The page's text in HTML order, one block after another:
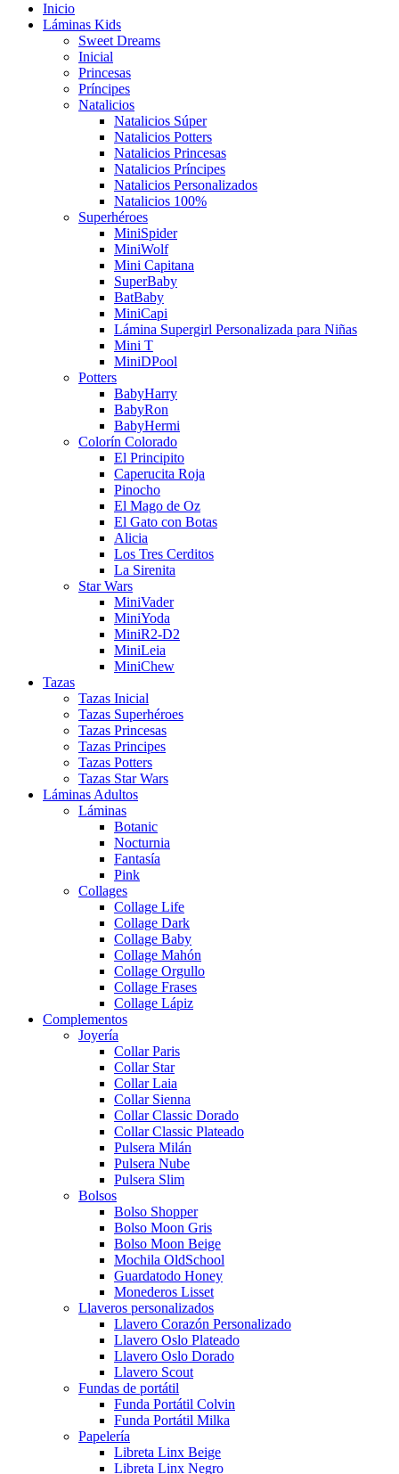
Inicio
Láminas Kids
Sweet Dreams
Inicial
Princesas
Príncipes
Natalicios
Natalicios Súper
Natalicios Potters
Natalicios Princesas
Natalicios Príncipes
Natalicios Personalizados
Natalicios 100%
Superhéroes
MiniSpider
MiniWolf
Mini Capitana
SuperBaby
BatBaby
MiniCapi
Lámina Supergirl Personalizada para Niñas
Mini T
MiniDPool
Potters
BabyHarry
BabyRon
BabyHermi
Colorín Colorado
El Principito
Caperucita Roja
Pinocho
El Mago de Oz
El Gato con Botas
Alicia
Los Tres Cerditos
La Sirenita
Star Wars
MiniVader
MiniYoda
MiniR2-D2
MiniLeia
MiniChew
Tazas
Tazas Inicial
Tazas Superhéroes
Tazas Princesas
Tazas Principes
Tazas Potters
Tazas Star Wars
Láminas Adultos
Láminas
Botanic
Nocturnia
Fantasía
Pink
Collages
Collage Life
Collage Dark
Collage Baby
Collage Mahón
Collage Orgullo
Collage Frases
Collage Lápiz
Complementos
Joyería
Collar Paris
Collar Star
Collar Laia
Collar Sienna
Collar Classic Dorado
Collar Classic Plateado
Pulsera Milán
Pulsera Nube
Pulsera Slim
Bolsos
Bolso Shopper
Bolso Moon Gris
Bolso Moon Beige
Mochila OldSchool
Guardatodo Honey
Monederos Lisset
Llaveros personalizados
Llavero Corazón Personalizado
Llavero Oslo Plateado
Llavero Oslo Dorado
Llavero Scout
Fundas de portátil
Funda Portátil Colvin
Funda Portátil Milka
Papelería
Libreta Linx Beige
Libreta Linx Negro